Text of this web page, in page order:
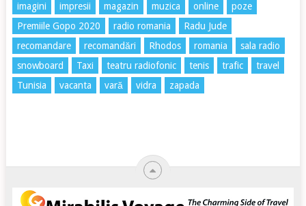
imagini
impresii magazin muzica online
poze
Premiile Gopo 2020
radio romania
Radu Jude
recomandare
recomandări Rhodos romania
sala radio
snowboard
Taxi teatru radiofonic tenis trafic
travel
Tunisia
vacanta vară vidra zapada